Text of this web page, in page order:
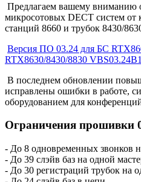
Предлагаем вашему вниманию
микросотовых DECT систем
станций 8660 и трубок 8430/
Версия ПО 03.24 для БС
RTX8630/8430/8830
В последнем обновлении
исправлены ошибки в работе,
оборудованием для
Ограничения прошивки
- До 8 одновременных звонков
- До 39 слэйв баз на одной
- До 30 регистраций трубок на